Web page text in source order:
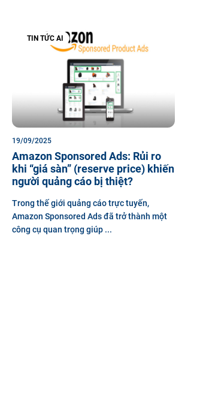
TIN TỨC AI
19/09/2025
Amazon Sponsored Ads: Rủi ro
khi “giá sàn” (reserve price) khiến
người quảng cáo bị thiệt?
Trong thế giới quảng cáo trực tuyến,
Amazon Sponsored Ads đã trở thành một
công cụ quan trọng giúp ...